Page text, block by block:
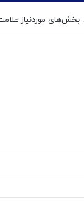
بخش‌های موردنیاز